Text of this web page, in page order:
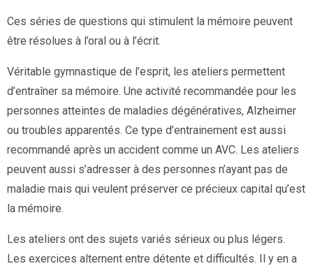
Ces séries de questions qui stimulent la mémoire peuvent
être résolues à l’oral ou à l’écrit.
Véritable gymnastique de l’esprit, les ateliers permettent
d’entraîner sa mémoire. Une activité recommandée pour les
personnes atteintes de maladies dégénératives, Alzheimer
ou troubles apparentés. Ce type d’entrainement est aussi
recommandé après un accident comme un AVC. Les ateliers
peuvent aussi s’adresser à des personnes n’ayant pas de
maladie mais qui veulent préserver ce précieux capital qu’est
la mémoire.
Les ateliers ont des sujets variés sérieux ou plus légers.
Les exercices alternent entre détente et difficultés. Il y en a